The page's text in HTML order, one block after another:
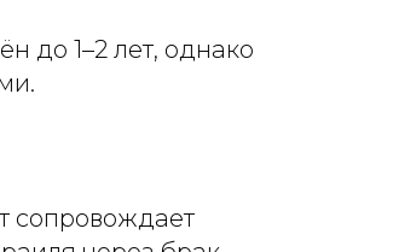
до 1–2 лет, однако
сопровождает